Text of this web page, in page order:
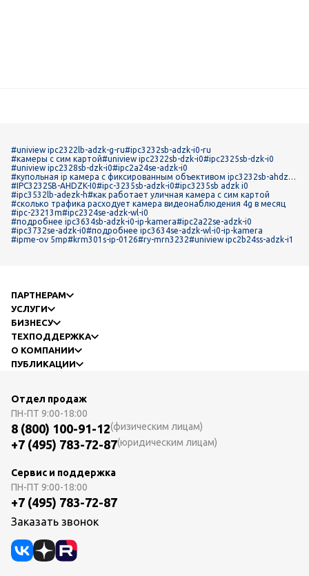
#uniview ipc2322lb-adzk-g-ru#ipc3232sb-adzk-i0-ru
#камеры с сим картой#uniview ipc2322sb-dzk-i0#ipc2325sb-dzk-i0
#uniview ipc2328sb-dzk-i0#ipc2a24se-adzk-i0
#купольная ip камера с фиксированным объективом ipc3232sb-ahdzk-i
0
#IPC3232SB-AHDZK-I0#ipc-3235sb-adzk-i0#ipc3235sb adzk i0
#ipc3532lb-adezk-h#как работает уличная камера с сим картой
#сколько трафика расходует камера видеонаблюдения 4g в месяц
#ipc-23213m#ipc2324se-adzk-wl-i0
#подробнее ipc3634sb-adzk-i0-ip-kamera#ipc2a22se-adzk-i0
#ipc3732se-adzk-i0#подробнее ipc3634se-adzk-wl-i0-ip-kamera
#ipme-ov 5mp#krm301s-ip-0126#ry-mrn3232#uniview ipc2b24ss-adzk-i1
ПАРТНЕРАМ
УСЛУГИ
БИЗНЕСУ
ТЕХПОДДЕРЖКА
О КОМПАНИИ
ПУБЛИКАЦИИ
Отдел продаж
ПН-ПТ 9:00-18:00
8 (800) 100-91-12(физическим лицам)
+7 (495) 783-72-87(юридическим лицам)
Сервис и поддержка
ПН-ПТ 9:00-18:00
+7 (495) 783-72-87
Заказать звонок